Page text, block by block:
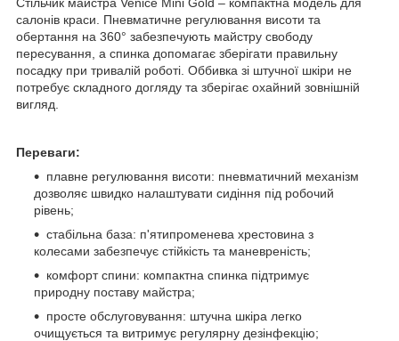
салонів краси. Пневматичне регулювання висоти та
обертання на 360° забезпечують майстру свободу
пересування, а спинка допомагає зберігати правильну
посадку при тривалій роботі. Оббивка зі штучної шкіри не
потребує складного догляду та зберігає охайний зовнішній
вигляд.
Переваги:
плавне регулювання висоти: пневматичний механізм
дозволяє швидко налаштувати сидіння під робочий
рівень;
стабільна база: п'ятипроменева хрестовина з
колесами забезпечує стійкість та маневреність;
комфорт спини: компактна спинка підтримує
природну поставу майстра;
просте обслуговування: штучна шкіра легко
очищується та витримує регулярну дезінфекцію;